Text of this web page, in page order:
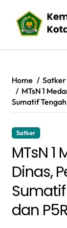
content
Home
Satker
MTsN 1
Sumatif
Satker
MTsN
Dinas,
dan